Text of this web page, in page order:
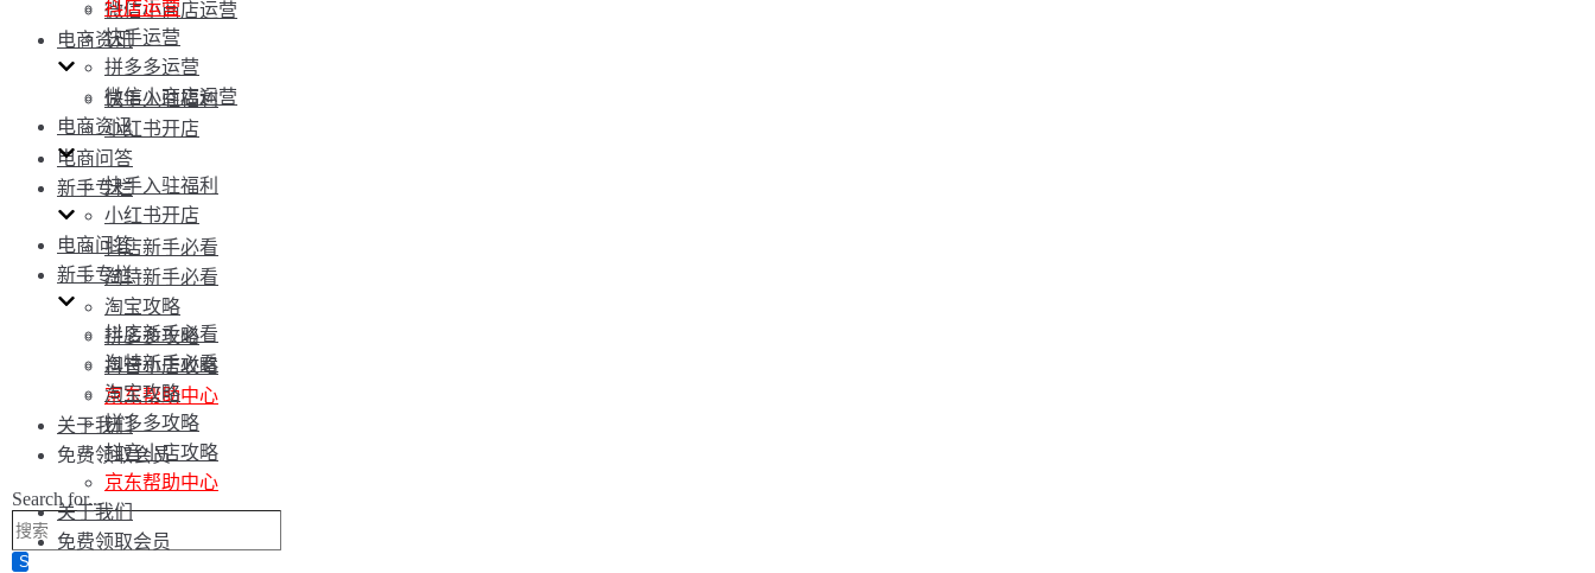
微信小商店运营
电商资讯
快手入驻福利
小红书开店
电商问答
新手专栏
抖店新手必看
淘特新手必看
淘宝攻略
拼多多攻略
抖音小店攻略
京东帮助中心
关于我们
免费领取会员
Search for...
抖店运营
快手运营
拼多多运营
微信小商店运营
电商资讯
快手入驻福利
小红书开店
电商问答
新手专栏
抖店新手必看
淘特新手必看
淘宝攻略
拼多多攻略
抖音小店攻略
京东帮助中心
关于我们
免费领取会员